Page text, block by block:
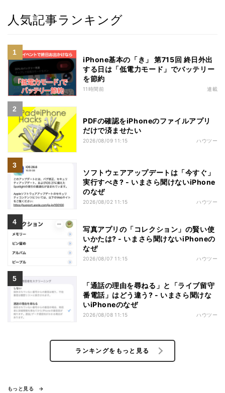
人気記事ランキング
iPhone基本の「き」 第715回 終日外出
する日は「低電力モード」でバッテリー
を節約
11時間前 連載
PDFの確認をiPhoneのファイルアプリ
だけで済ませたい
2026/08/09 11:15 ハウツー
ソフトウェアアップデートは「今すぐ」
実行すべき? - いまさら聞けないiPhone
のなぜ
2026/08/02 11:15 ハウツー
写真アプリの「コレクション」の賢い使
いかたは? - いまさら聞けないiPhoneの
なぜ
2026/08/07 11:15 ハウツー
「通話の理由を尋ねる」と「ライブ留守
番電話」はどう違う? - いまさら聞けな
いiPhoneのなぜ
2026/08/08 11:15 ハウツー
ランキングをもっと見る
もっと見る